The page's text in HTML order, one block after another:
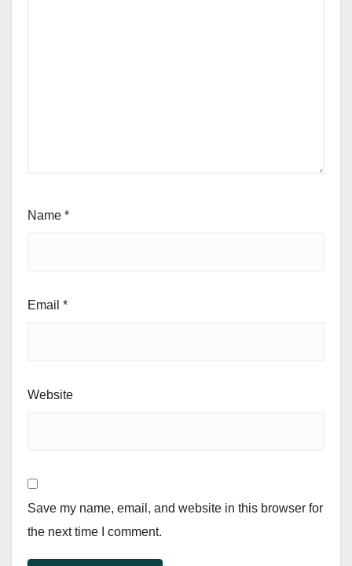
Name *
Email *
Website
Save my name, email, and website in this browser for
the next time I comment.